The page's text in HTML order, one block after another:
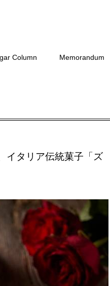
Column Memorandum
イタリア伝統菓子「ズ